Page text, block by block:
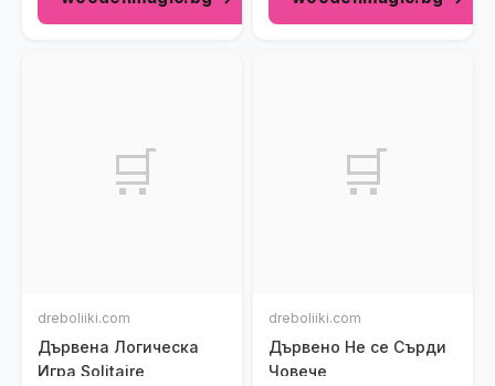
🛒
dreboliiki.com
Дървена Логическа
Игра Solitaire
🛒
dreboliiki.com
Дървено Не се Сърди
Човече